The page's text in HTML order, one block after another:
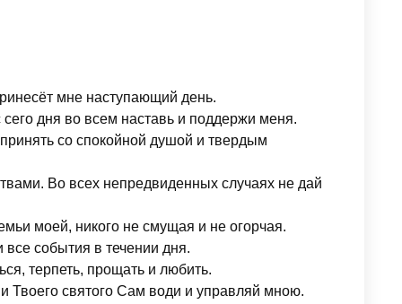
мне наступающий день.
дня во всем наставь и поддержи меня.
со спокойной душой и твердым
Во всех непредвиденных случаях не дай
моей, никого не смущая и не огорчая.
события в течении дня.
терпеть, прощать и любить.
Твоего святого Сам води и управляй мною.